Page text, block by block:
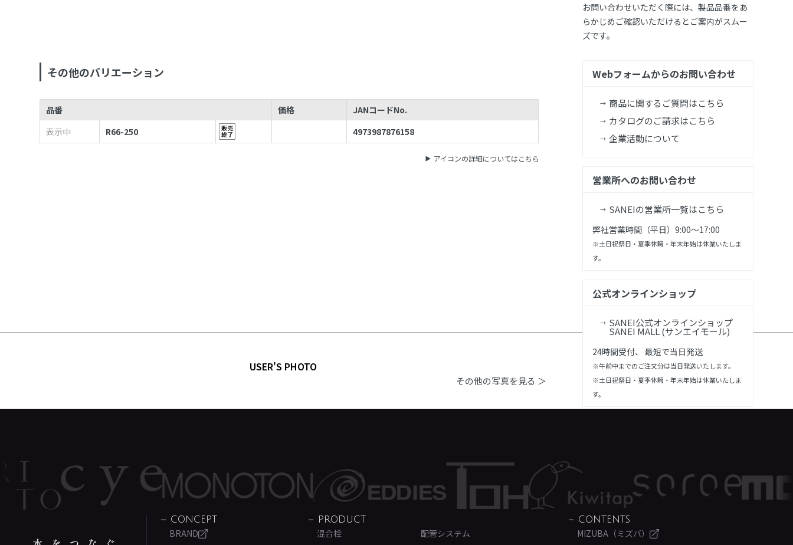
その他のバリエーション
品番 価格
JANコードNo.
表示中
R66-250 4973987876158
アイコンの詳細についてはこちら
お問い合わせいただく際には、製品品番をあ
らかじめご確認いただけるとご案内がスムー
ズです。
Webフォームからのお問い合わせ
商品に関するご質問はこちら
カタログのご請求はこちら
企業活動について
営業所へのお問い合わせ
SANEIの営業所一覧はこちら
弊社営業時間（平日）9:00～17:00
※土日祝祭日・夏季休暇・年末年始は休業いたしま
す。
公式オンラインショップ
SANEI公式オンラインショップ
SANEI MALL (サンエイモール)
24時間受付、 最短で当日発送
※午前中までのご注文分は当日発送いたします。
※土日祝祭日・夏季休暇・年末年始は休業いたしま
す。
USER'S PHOTO
その他の写真を見る ＞
CONCEPT
BRAND
PRODUCT
混合栓
配管システム
CONTENTS
MIZUBA（ミズバ）